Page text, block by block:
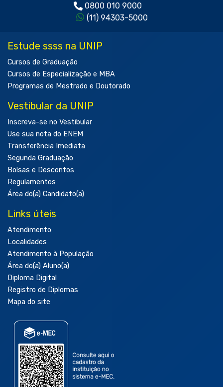
0800 010 9000
(11) 94303-5000
Estude ssss na UNIP
Cursos de Graduação
Cursos de Especialização e MBA
Programas de Mestrado e Doutorado
Vestibular da UNIP
Inscreva-se no Vestibular
Use sua nota do ENEM
Transferência Imediata
Segunda Graduação
Bolsas e Descontos
Regulamentos
Área do(a) Candidato(a)
Links úteis
Atendimento
Localidades
Atendimento à População
Área do(a) Aluno(a)
Diploma Digital
Registro de Diplomas
Mapa do site